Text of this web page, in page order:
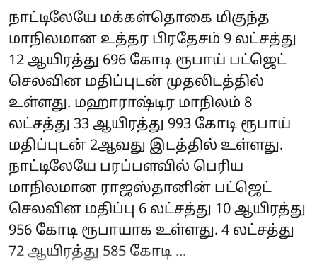
நாட்டிலேயே மக்கள்தொகை மிகுந்த
மாநிலமான உத்தர பிரதேசம் 9 லட்சத்து
12 ஆயிரத்து 696 கோடி ரூபாய் பட்ஜெட்
செலவின மதிப்புடன் முதலிடத்தில்
உள்ளது. மஹாராஷ்டிர மாநிலம் 8
லட்சத்து 33 ஆயிரத்து 993 கோடி ரூபாய்
மதிப்புடன் 2ஆவது இடத்தில் உள்ளது.
நாட்டிலேயே பரப்பளவில் பெரிய
மாநிலமான ராஜஸ்தானின் பட்ஜெட்
செலவின மதிப்பு 6 லட்சத்து 10 ஆயிரத்து
956 கோடி ரூபாயாக உள்ளது. 4 லட்சத்து
72 ஆயிரத்து 585 கோடி ...